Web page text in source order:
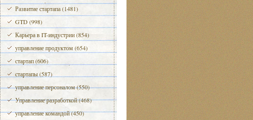
Развитие стартапа (1481)
GTD (998)
Карьера в IT-индустрии (854)
управление продуктом (654)
стартап (606)
стартапы (587)
управление персоналом (550)
Управление разработкой (468)
управление командой (450)